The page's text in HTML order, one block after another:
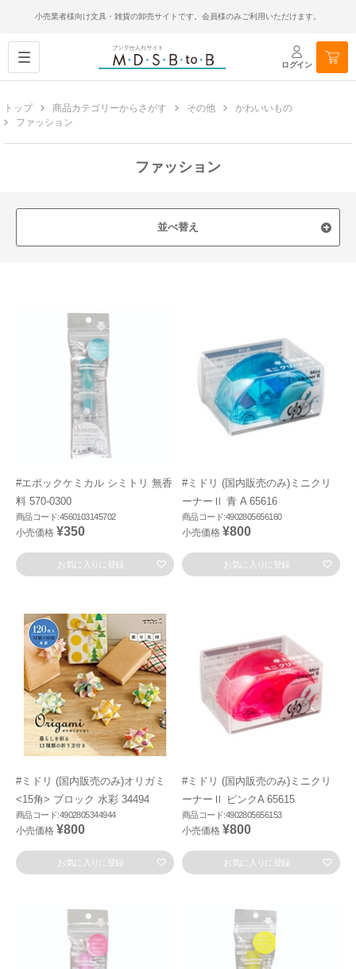
小売業者様向け文具・雑貨の卸売サイトです。会員様のみご利用いただけます。
ログイン
トップ 商品カテゴリーからさがす その他
かわいいもの
ファッション
ファッション
並べ替え
#エポックケミカル シミトリ 無香
料 570-0300
商品コード:4560103145702
小売価格 ¥350
お気に入りに登録
#ミドリ (国内販売のみ)ミニクリ
ーナーⅡ 青 A 65616
商品コード:4902805656160
小売価格 ¥800
お気に入りに登録
#ミドリ (国内販売のみ)オリガミ
<15角> ブロック 水彩 34494
商品コード:4902805344944
小売価格 ¥800
お気に入りに登録
#ミドリ (国内販売のみ)ミニクリ
ーナーⅡ ピンクA 65615
商品コード:4902805656153
小売価格 ¥800
お気に入りに登録